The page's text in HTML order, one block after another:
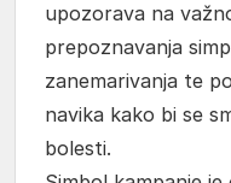
upozorava na
prepoznavanja
zanemarivanja te
navika kako bi se
bolesti.